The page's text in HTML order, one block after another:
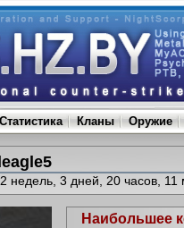
Статистика Кланы Оружие
недель, 3 дней, 20 часов,
Наибольшее